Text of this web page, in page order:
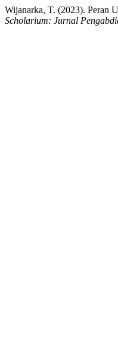
Wijanarka, T. (2023). Peran
Scholarium: Jurnal